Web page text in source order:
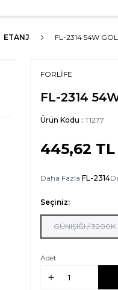
ETANJ FL-2314 54W
FORLİFE
FL-2314
Ürün Kodu : T1277
445,62 TL
Daha Fazla FL-2314
Seçiniz:
GÜNIŞIĞI / 3200K
Adet